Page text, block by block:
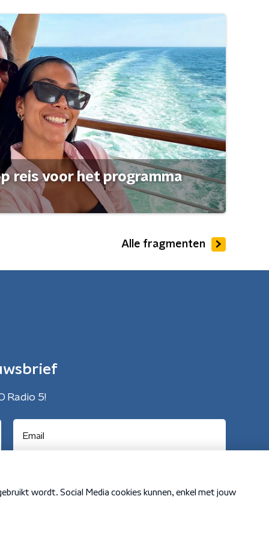
reis voor het programma
Alle fragmenten
Radio 5!